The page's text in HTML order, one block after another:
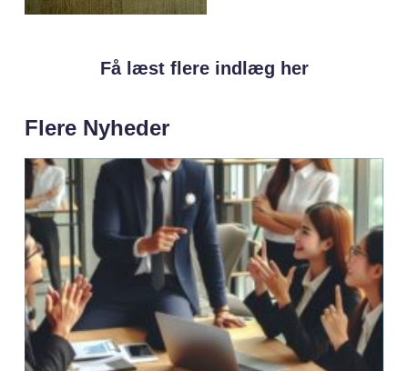
Få læst flere indlæg her
Flere Nyheder